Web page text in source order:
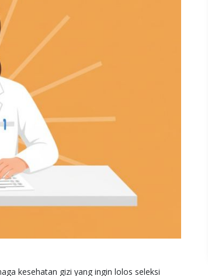
kesehatan gizi yang ingin lolos seleksi